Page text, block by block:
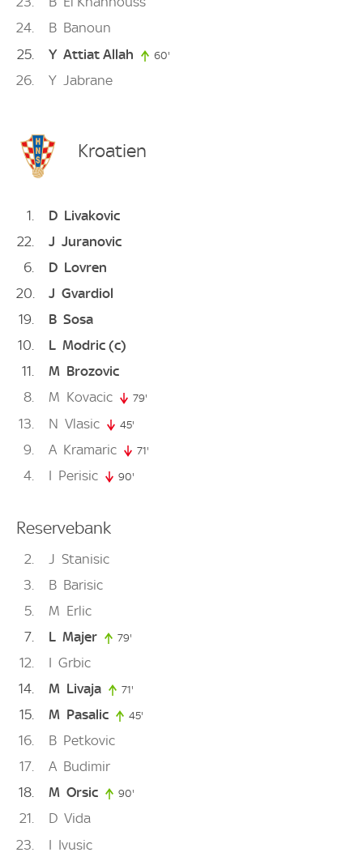
24
B Banoun
25
Y Attiat Allah 60'
26 Y Jabrane
Kroatien
1 D Livakovic
22
J Juranovic
6
D Lovren
20
J Gvardiol
19
B Sosa
10
L Modric (c)
11
M Brozovic
8
M Kovacic 79'
13 N Vlasic 45'
9 A Kramaric 71'
4 I Perisic 90'
Reservebank
2 J Stanisic
3
B Barisic
5
M Erlic
7
L Majer 79'
12 I Grbic
14
M Livaja 71'
15 M Pasalic 45'
16 B Petkovic
17
A Budimir
18
M Orsic 90'
21 D Vida
23
I Ivusic